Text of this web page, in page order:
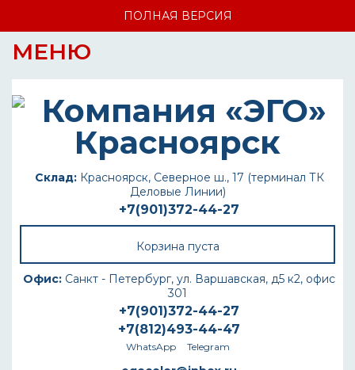
ПОЛНАЯ ВЕРСИЯ
МЕНЮ
Склад:Красноярск, Северное ш., 17 (терминал ТК
Деловые Линии)
+7(901)372-44-27
Корзина пуста
Офис: Санкт - Петербург, ул. Варшавская, д5 к2, офис
301
+7(901)372-44-27
+7(812)493-44-47
WhatsApp Telegram